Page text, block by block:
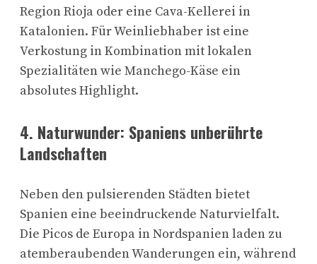
Region Rioja oder eine Cava-Kellerei in
Katalonien. Für Weinliebhaber ist eine
Verkostung in Kombination mit lokalen
Spezialitäten wie Manchego-Käse ein
absolutes Highlight.
4. Naturwunder: Spaniens unberührte
Landschaften
Neben den pulsierenden Städten bietet
Spanien eine beeindruckende Naturvielfalt.
Die Picos de Europa in Nordspanien laden zu
atemberaubenden Wanderungen ein, während